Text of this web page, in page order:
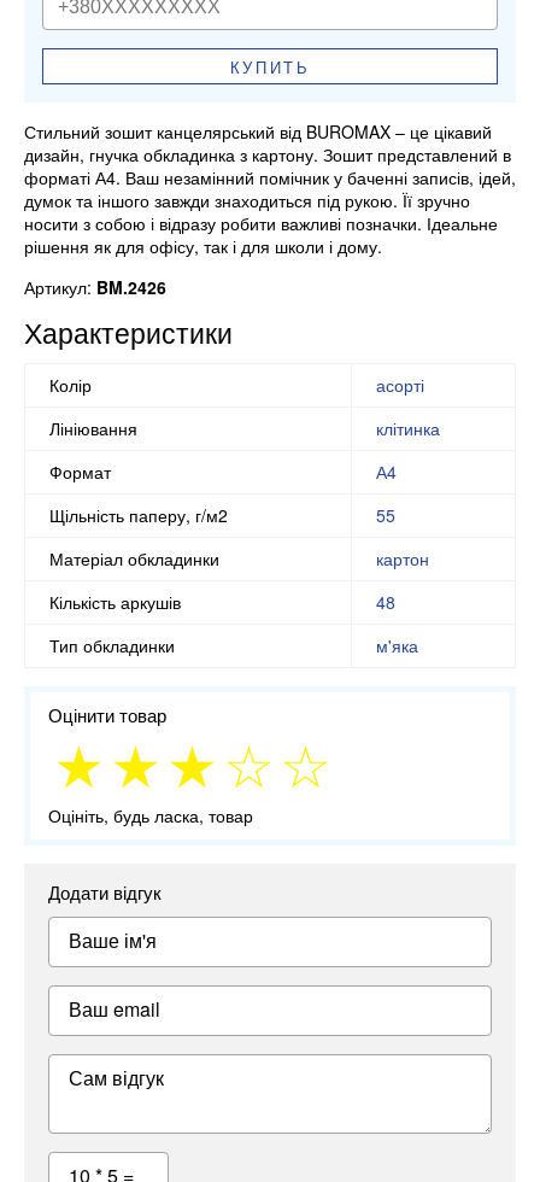
КУПИТЬ
Стильний зошит канцелярський від BUROMAX – це цікавий
дизайн, гнучка обкладинка з картону. Зошит представлений в
форматі А4. Ваш незамінний помічник у баченні записів, ідей,
думок та іншого завжди знаходиться під рукою. Її зручно
носити з собою і відразу робити важливі позначки. Ідеальне
рішення як для офісу, так і для школи і дому.
Артикул: BM.2426
Характеристики
Колір
асорті
Лініювання
клітинка
Формат
А4
Щільність паперу, г/м2
55
Матеріал обкладинки
картон
Кількість аркушів
48
Тип обкладинки
м'яка
Оцінити товар
Оцініть, будь ласка, товар
Додати відгук
Ваше ім'я
Ваш email
Сам відгук
10 * 5 =